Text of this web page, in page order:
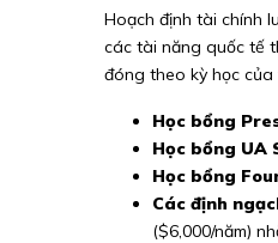
Hoạch định tài chính
các tài năng quốc tế
đóng theo kỳ học của
Học bổng
Học bổng UA
Học bổng
Các định
($6,000/năm)